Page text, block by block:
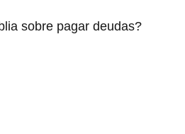
sobre pagar deudas?